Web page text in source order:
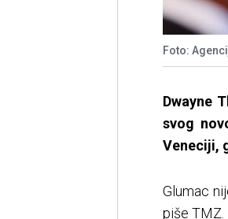
Foto:
Dwayne
svog
Veneciji,
Glumac
piše TMZ.